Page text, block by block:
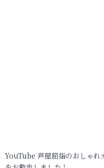
YouTube 芦屋屈指のおしゃれ